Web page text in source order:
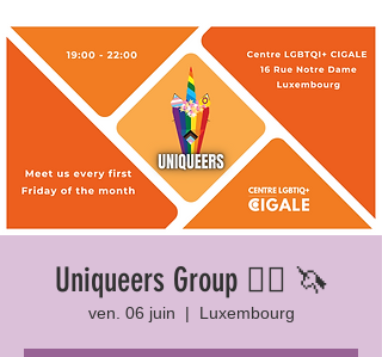
Uniqueers Group 🏳️‍🌈 🦄
ven. 06 juin
  |
Luxembourg